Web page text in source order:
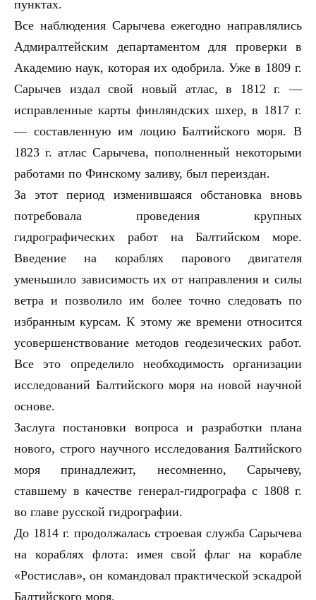
пунктах.
Все наблюдения Сарычева ежегодно направлялись
Адмиралтейским департаментом для проверки в
Академию наук, которая их одобрила. Уже в 1809 г.
Сарычев издал свой новый атлас, в 1812 г. —
исправленные карты финляндских шхер, в 1817 г.
— составленную им лоцию Балтийского моря. В
1823 г. атлас Сарычева, пополненный некоторыми
работами по Финскому заливу, был переиздан.
За этот период изменившаяся обстановка вновь
потребовала проведения крупных
гидрографических работ на Балтийском море.
Введение на кораблях парового двигателя
уменьшило зависимость их от направления и силы
ветра и позволило им более точно следовать по
избранным курсам. К этому же времени относится
усовершенствование методов геодезических работ.
Все это определило необходимость организации
исследований Балтийского моря на новой научной
основе.
Заслуга постановки вопроса и разработки плана
нового, строго научного исследования Балтийского
моря принадлежит, несомненно, Сарычеву,
ставшему в качестве генерал-гидрографа с 1808 г.
во главе русской гидрографии.
До 1814 г. продолжалась строевая служба Сарычева
на кораблях флота: имея свой флаг на корабле
«Ростислав», он командовал практической эскадрой
Балтийского моря.